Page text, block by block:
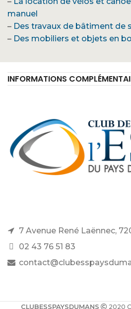
manuel
– Des travaux de bâtiment de
– Des mobiliers et objets en
INFORMATIONS
7 Avenue René Laënnec,
02 43 76 51 83
CLUBESSPAYSDUMANS 2020